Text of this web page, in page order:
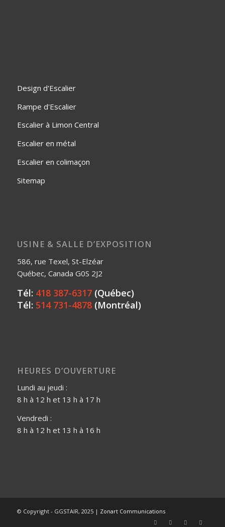
Design d'Escalier
Rampe d'Escalier
Escalier à Limon Central
Escalier en métal
Escalier en colimaçon
Sitemap
USINE & SALLE D’EXPOSITION
586, rue Texel, St-Elzéar
Québec, Canada G0S 2J2
Tél: 418 387-6317(Québec)
Tél: 514 731-4878(Montréal)
HEURES D’OUVERTURE
Lundi au jeudi :
8 h à 12 h et 13 h à 17 h
Vendredi :
8 h à 12 h et 13 h à 16 h
© Copyright - GGSTAIR, 2025 | Zonart Communications